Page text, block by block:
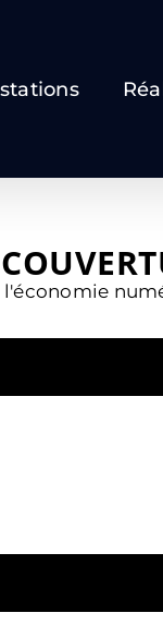
l'économie